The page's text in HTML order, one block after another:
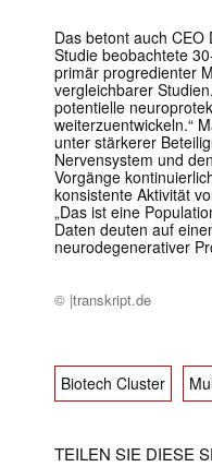
Das betont auch
Studie beobachtete
primär progredienter
vergleichbarer
potentielle
weiterzuentwickeln.“
unter stärkerer
Nervensystem und
Vorgänge
konsistente Aktivität
„Das ist eine
Daten deuten auf
neurodegenerativer
© |transkript.de
Biotech Cluster
TEILEN SIE DIESE